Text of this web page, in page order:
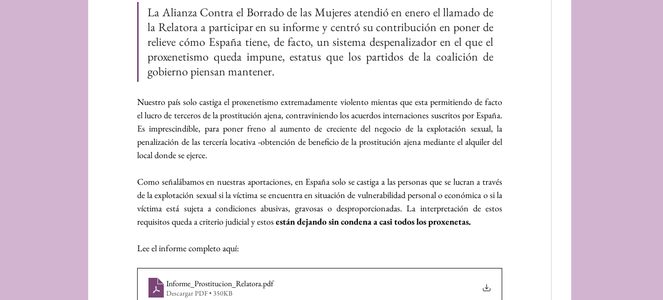
La Alianza Contra el Borrado de las Mujeres atendió en enero el llamado de
la Relatora a participar en su informe y centró su contribución en poner de
relieve cómo España tiene, de facto, un sistema despenalizador en el que el
proxenetismo queda impune, estatus que los partidos de la coalición de
gobierno piensan mantener.
Nuestro país solo castiga el proxenetismo extremadamente violento mientas que esta permitiendo de facto
el lucro de terceros de la prostitución ajena, contraviniendo los acuerdos internaciones suscritos por España.
Es imprescindible, para poner freno al aumento de creciente del negocio de la explotación sexual, la
penalización de las tercería locativa -obtención de beneficio de la prostitución ajena mediante el alquiler del
local donde se ejerce.
Como señalábamos en nuestras aportaciones, en España solo se castiga a las personas que se lucran a través
de la explotación sexual si la víctima se encuentra en situación de vulnerabilidad personal o económica o si la
víctima está sujeta a condiciones abusivas, gravosas o desproporcionadas. La interpretación de estos
requisitos queda a criterio judicial y estos están dejando sin condena a casi todos los proxenetas.
Lee el informe completo aquí:
Informe_Prostitucion_Relatora.pdf
Descargar PDF • 350KB